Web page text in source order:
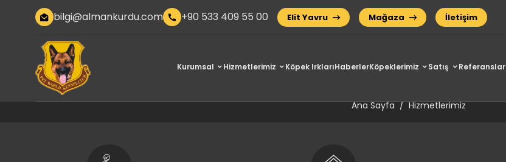
bilgi@almankurdu.com +90 533 409 55 00 Elit Yavru Mağaza İletişim
Kurumsal Hizmetlerimiz Köpek IrklarıHaberlerKöpeklerimiz Satış Referanslar
Ana Sayfa Hizmetlerimiz